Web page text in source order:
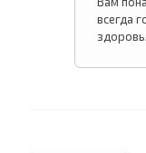
всегда